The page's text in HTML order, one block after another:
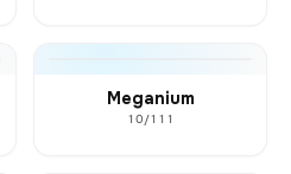
Meganium
10/111